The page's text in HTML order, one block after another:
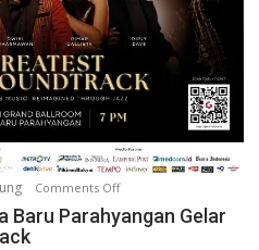
t
D
a
g
o
e
Comments Offo
n
Baru Parahyangan Gelar